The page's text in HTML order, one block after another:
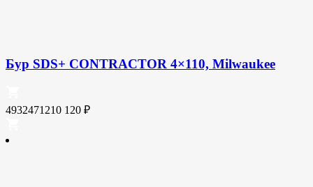
Бур SDS+ CONTRACTOR 4×110, Milwaukee
4932471210 120 ₽